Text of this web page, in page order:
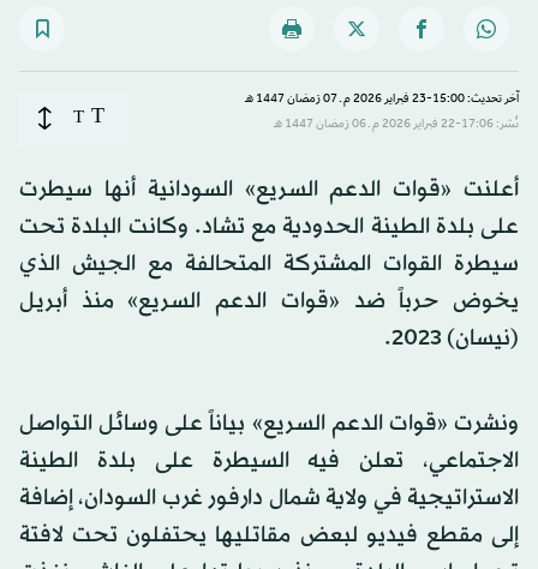
آخر تحديث: 15:00-23 فبراير 2026 م ـ 07 رَمضان 1447 هـ
نُشر: 17:06-22 فبراير 2026 م ـ 06 رَمضان 1447 هـ
T
T
أعلنت «قوات الدعم السريع» السودانية أنها سيطرت
على بلدة الطينة الحدودية مع تشاد. وكانت البلدة تحت
سيطرة القوات المشتركة المتحالفة مع الجيش الذي
يخوض حرباً ضد «قوات الدعم السريع» منذ أبريل
(نيسان) 2023.
ونشرت «قوات الدعم السريع» بياناً على وسائل التواصل
الاجتماعي، تعلن فيه السيطرة على بلدة الطينة
الاستراتيجية في ولاية شمال دارفور غرب السودان، إضافة
إلى مقطع فيديو لبعض مقاتليها يحتفلون تحت لافتة